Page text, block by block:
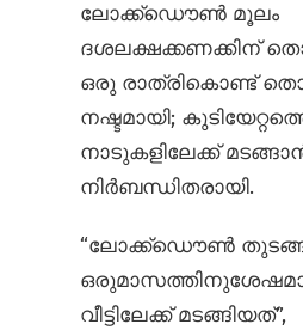
ലോക്ക്ഡൌൺ മൂലം
ദശലക്ഷക്കണക്കിന്
ഒരു രാത്രികൊണ്ട്
നഷ്ടമായി;
നാടുകളിലേക്ക്
നിർബന്ധിതരായി.
“ലോക്ക്ഡൌൺ
വീട്ടിലേക്ക് മടങ്ങിയത്”,